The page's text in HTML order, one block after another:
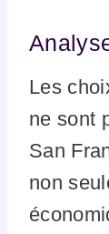
Les
ne sont
San
non